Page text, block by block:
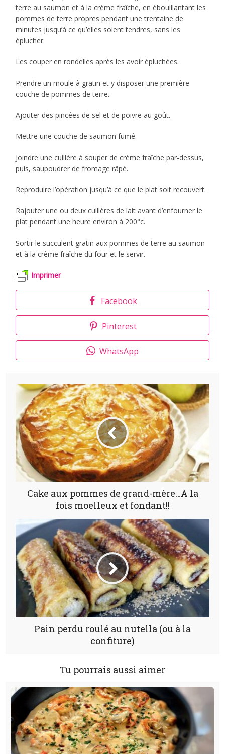
terre au saumon et à la crème fraîche, en ébouillantant les
pommes de terre propres pendant une trentaine de
minutes jusqu’à ce qu’elles soient tendres, sans les
éplucher.
Les couper en rondelles après les avoir épluchées.
Prendre un moule à gratin et y disposer une première
couche de pommes de terre.
Ajouter des pincées de sel et de poivre au goût.
Mettre une couche de saumon fumé.
Joindre une cuillère à souper de crème fraîche par-dessus,
puis, saupoudrer de fromage râpé.
Reproduire l’opération jusqu’à ce que le plat soit recouvert.
Rajouter une ou deux cuillères de lait avant d’enfourner le
plat pendant une heure environ à 200°c.
Sortir le succulent gratin aux pommes de terre au saumon
et à la crème fraîche du four et le servir.
Imprimer
Facebook
Pinterest
WhatsApp
Cake aux pommes de grand-mère…A la
fois moelleux et fondant!!
Pain perdu roulé au nutella (ou à la
confiture)
Tu pourrais aussi aimer